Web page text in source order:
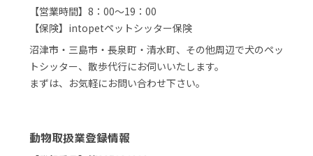
【営業時間】8：00～19：00
【保険】intopetペットシッター保険
沼津市・三島市・長泉町・清水町、その他周辺で犬のペッ
トシッター、散歩代行にお伺いいたします。
まずは、お気軽にお問い合わせ下さい。
動物取扱業登録情報